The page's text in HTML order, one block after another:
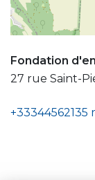
Fondation
27 rue Saint-
+33344562135